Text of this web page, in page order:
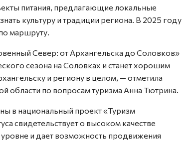
питания, предлагающие локальные
культуру и традиции региона. В 2025 году
маршруту.
Север: от Архангельска до Соловков»
сезона на Соловках и станет хорошим
и региону в целом, — отметила
области по вопросам туризма Анна Тютрина.
в национальный проект «Туризм
свидетельствует о высоком качестве
и дает возможность продвижения